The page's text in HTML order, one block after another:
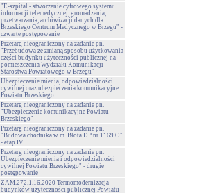
"E-szpital - stworzenie cyfrowego systemu
informacji telemedycznej, gromadzenia,
przetwarzania, archiwizacji danych dla
Brzeskiego Centrum Medycznego w Brzegu" -
czwarte postępowanie
Przetarg nieograniczony na zadanie pn.
"Przebudowa ze zmianą sposobu użytkowania
części budynku użyteczności publicznej na
pomieszczenia Wydziału Komunikacji
Starostwa Powiatowego w Brzegu"
Ubezpieczenie mienia, odpowiedzialności
cywilnej oraz ubezpieczenia komunikacyjne
Powiatu Brzeskiego
Przetarg nieograniczony na zadanie pn.
"Ubezpieczenie komunikacyjne Powiatu
Brzeskiego"
Przetarg nieograniczony na zadanie pn.
"Budowa chodnika w m. Błota DP nr 1169 O"
- etap IV
Przetarg nieograniczony na zadanie pn.
Ubezpieczenie mienia i odpowiedzialności
cywilnej Powiatu Brzeskiego" - drugie
postępowanie
ZAM.272.1.16.2020 Termomodernizacja
budynków użyteczności publicznej Powiatu